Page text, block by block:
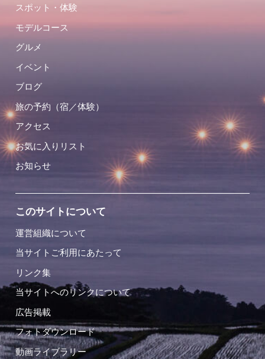
スポット・体験
モデルコース
グルメ
イベント
ブログ
旅の予約（宿／体験）
アクセス
お気に入りリスト
お知らせ
このサイトについて
運営組織について
当サイトご利用にあたって
リンク集
当サイトへのリンクについて
広告掲載
フォトダウンロード
動画ライブラリー